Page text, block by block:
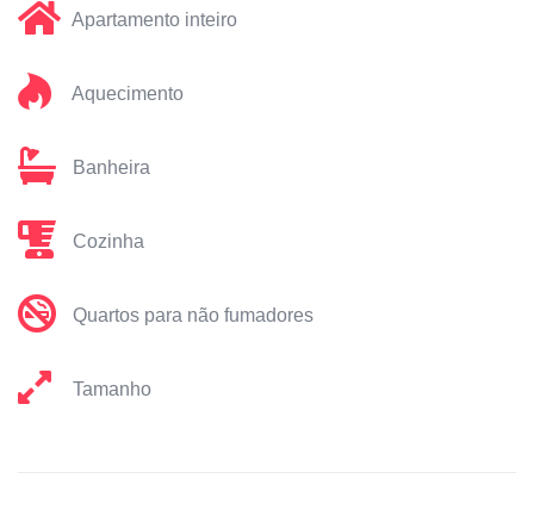
Apartamento inteiro
Aquecimento
Banheira
Cozinha
Quartos para não fumadores
Tamanho